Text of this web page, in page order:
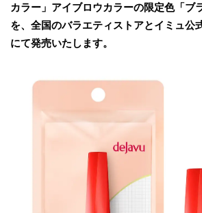
カラー」アイブロウカラーの限定色「ブ
を、全国のバラエティストアとイミュ公
にて発売いたします。